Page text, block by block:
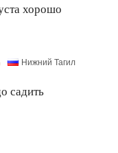
хорошо
Нижний Тагил
садить